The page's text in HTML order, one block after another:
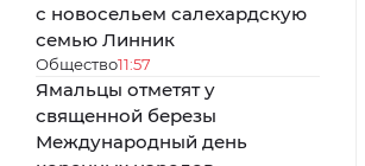
с новосельем салехардскую
семью Линник
Общество11:57
Ямальцы отметят у
священной березы
Международный день